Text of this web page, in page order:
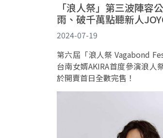
「浪人祭」第三波陣
雨、破千萬點聽新人
2024-07-19
第六屆「浪人祭 Vagabond
台南女婿AKIRA首度參演浪
於開賣首日全數完售！